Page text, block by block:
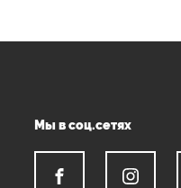
Мы в соц.сетях